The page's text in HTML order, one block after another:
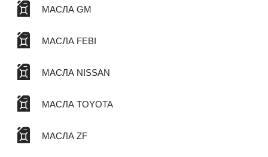
МАСЛА GM
МАСЛА FEBI
МАСЛА NISSAN
МАСЛА TOYOTA
МАСЛА ZF